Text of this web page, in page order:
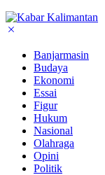
Banjarmasin
Budaya
Ekonomi
Essai
Figur
Hukum
Nasional
Olahraga
Opini
Politik